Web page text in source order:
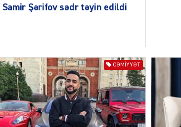
DÜNYA
Samir Şərifov sədr təyin edildi
CƏMIYYƏT